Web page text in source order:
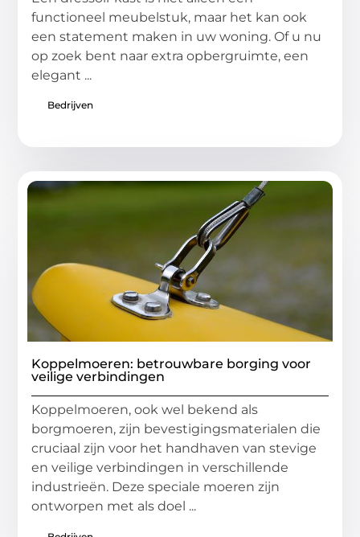
functioneel meubelstuk, maar het kan ook
een statement maken in uw woning. Of u nu
op zoek bent naar extra opbergruimte, een
elegant ...
Bedrijven
Koppelmoeren: betrouwbare borging voor
veilige verbindingen
Koppelmoeren, ook wel bekend als
borgmoeren, zijn bevestigingsmaterialen die
cruciaal zijn voor het handhaven van stevige
en veilige verbindingen in verschillende
industrieën. Deze speciale moeren zijn
ontworpen met als doel ...